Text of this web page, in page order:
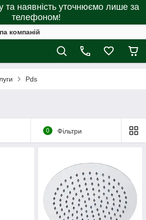
та наявність уточнюємо лише за
телефоном!
компаній
Pds
0 Фільтри